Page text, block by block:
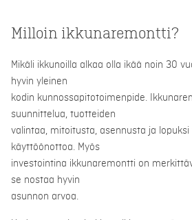
Milloin ikkunaremontti?
Mikäli ikkunoilla alkaa olla ikää noin 30
hyvin yleinen
kodin kunnossapitotoimenpide.
suunnittelua, tuotteiden
valintaa, mitoitusta, asennusta ja
käyttöönottoa. Myös
investointina ikkunaremontti on
se nostaa hyvin
asunnon arvoa.